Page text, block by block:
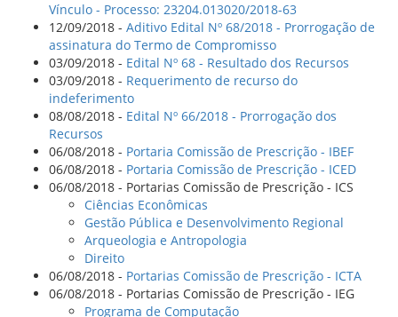
Vínculo - Processo: 23204.013020/2018-63
12/09/2018 - Aditivo Edital Nº 68/2018 - Prorrogação de
assinatura do Termo de Compromisso
03/09/2018 - Edital Nº 68 - Resultado dos Recursos
03/09/2018 - Requerimento de recurso do
indeferimento
08/08/2018 - Edital Nº 66/2018 - Prorrogação dos
Recursos
06/08/2018 - Portaria Comissão de Prescrição - IBEF
06/08/2018 - Portaria Comissão de Prescrição - ICED
06/08/2018 - Portarias Comissão de Prescrição - ICS
Ciências Econômicas
Gestão Pública e Desenvolvimento Regional
Arqueologia e Antropologia
Direito
06/08/2018 - Portarias Comissão de Prescrição - ICTA
06/08/2018 - Portarias Comissão de Prescrição - IEG
Programa de Computação